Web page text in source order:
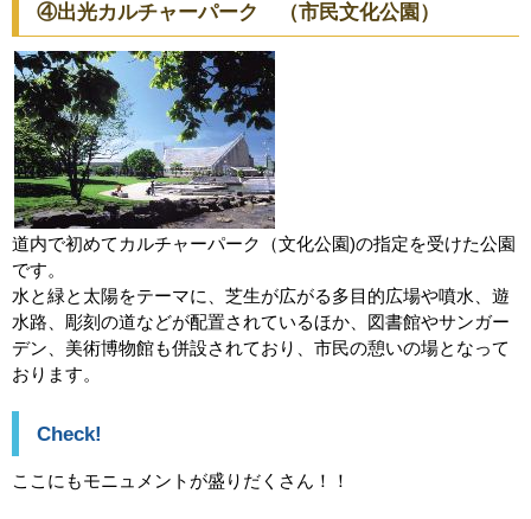
④出光カルチャーパーク （市民文化公園）
道内で初めてカルチャーパーク（文化公園)の指定を受けた公園
です。
水と緑と太陽をテーマに、芝生が広がる多目的広場や噴水、遊
水路、彫刻の道などが配置されているほか、図書館やサンガー
デン、美術博物館も併設されており、市民の憩いの場となって
おります。
Check!
ここにもモニュメントが盛りだくさん！！